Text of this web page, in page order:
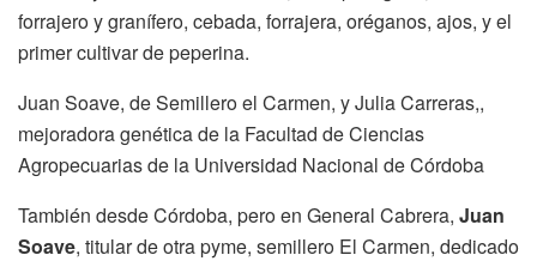
forrajero y granífero, cebada, forrajera, oréganos, ajos, y el
primer cultivar de peperina.
Juan Soave, de Semillero el Carmen, y Julia Carreras,,
mejoradora genética de la Facultad de Ciencias
Agropecuarias de la Universidad Nacional de Córdoba
También desde Córdoba, pero en General Cabrera, Juan
Soave, titular de otra pyme, semillero El Carmen, dedicado